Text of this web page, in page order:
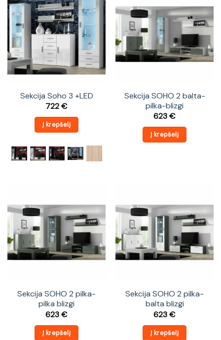
Sekcija Soho 3 +LED
722€
Į krepšelį
Sekcija SOHO 2 balta-
pilka-blizgi
623€
Į krepšelį
Sekcija SOHO 2 pilka-
pilka blizgi
623€
Į krepšelį
Sekcija SOHO 2 pilka-
balta blizgi
623€
Į krepšelį